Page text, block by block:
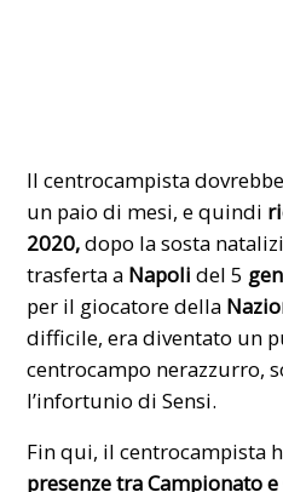
Il centrocampista
un paio di mesi, e quindi
2020,dopo la sosta
trasferta a Napoli del 5
per il giocatore della
difficile, era diventato un
centrocampo nerazzurro,
l’infortunio diSensi.
Fin qui, il centrocampista
presenze tra Campionato